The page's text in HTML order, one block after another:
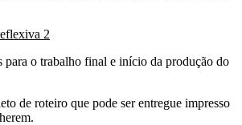
2
para o trabalho final e início da produção do
de roteiro que pode ser entregue impresso